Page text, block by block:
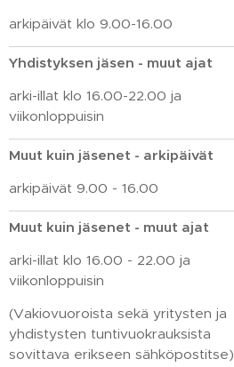
arkipäivät klo 9.00-16.00
Yhdistyksen jäsen - muut ajat
arki-illat klo 16.00-22.00 ja
viikonloppuisin
Muut kuin jäsenet - arkipäivät
arkipäivät 9.00 - 16.00
Muut kuin jäsenet - muut ajat
arki-illat klo 16.00 - 22.00 ja
viikonloppuisin
(Vakiovuoroista sekä yritysten ja
yhdistysten tuntivuokrauksista
sovittava erikseen sähköpostitse)